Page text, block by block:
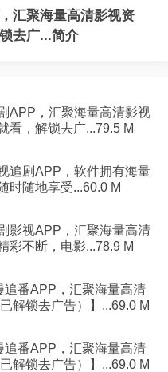
汇聚海量高清影视资
去广...简介
APP，汇聚海量高清影视
看，解锁去广...79.5 M
追剧APP，软件拥有海量
时随地享受...60.0 M
影视APP，汇聚海量高清
彩不断，电影...78.9 M
追番APP，汇聚海量高清
解锁去广告）】...69.0 M
追番APP，汇聚海量高清
解锁去广告）】...69.0 M